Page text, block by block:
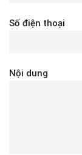
Số điện thoại
Nội dung